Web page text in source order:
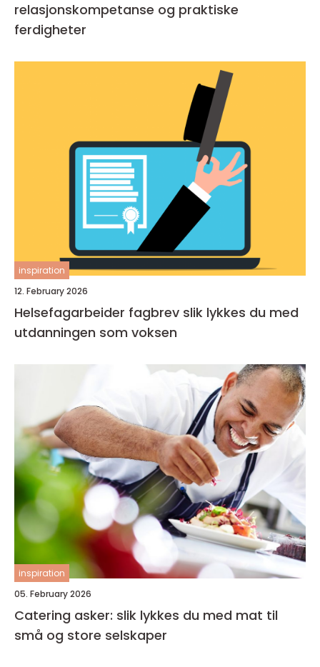
relasjonskompetanse og praktiske
ferdigheter
inspiration
12. February 2026
Helsefagarbeider fagbrev slik lykkes du med
utdanningen som voksen
inspiration
05. February 2026
Catering asker: slik lykkes du med mat til
små og store selskaper